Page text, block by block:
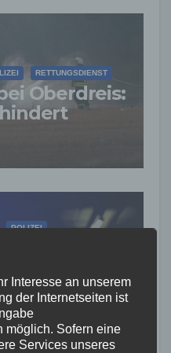
RETTUNGSDIENST
Oberdreis:
Waldgebiet
POLIZEI
in
Interesse an unserem
der Internetseiten ist
möglich. Sofern eine
Services unseres